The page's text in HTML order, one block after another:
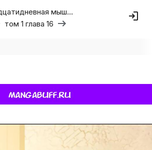
Двадцатидневная мышь кусает дракона за хвост
том 1 глава 16